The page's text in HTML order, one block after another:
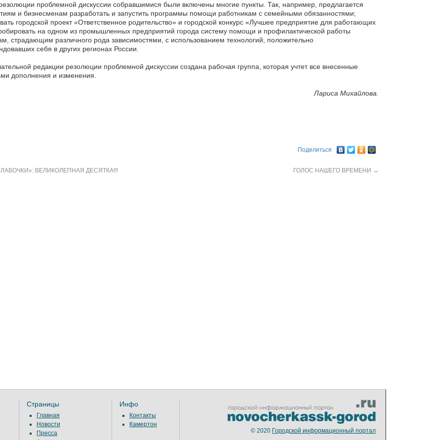
проблемной дискуссии собравшимися были включены многие пункты. Так, например, предлагается
и бизнесменам разработать и запустить программы помощи работникам с семейными обязанностями;
городской проект «Ответственное родительство» и городской конкурс «Лучшее предприятие для работающих
на одном из промышленных предприятий города систему помощи и профилактической работы
страдающим различного рода зависимостями, с использованием технологий, положительно
себя в других регионах России.
редакции резолюции проблемной дискуссии создана рабочая группа, которая учтет все внесенные
дополнения и изменения.
Лариса Михайлова.
Поделиться
ВЕЛИКОЛЕПНАЯ ДЕСЯТКА!!! ГОЛОС НАШЕГО ВРЕМЕНИ →
Страницы
Главная
Новости
Пресса
Инфо
Контакты
Камертон
© 2020 Городской информационный портал